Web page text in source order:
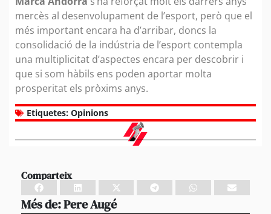
mercès al desenvolupament de l’esport, però que el
més important encara ha d’arribar, doncs la
consolidació de la indústria de l’esport contempla
una multiplicitat d’aspectes encara per descobrir i
que si som hàbils ens poden aportar molta
prosperitat els pròxims anys.
Etiquetes: Opinions
Comparteix
Més de:Pere Augé